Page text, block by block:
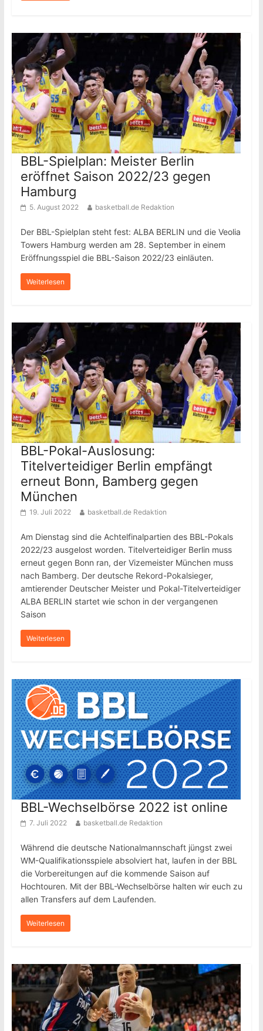
BBL-Spielplan: Meister Berlin
eröffnet Saison 2022/23 gegen
Hamburg
5. August 2022 basketball.de Redaktion
Der BBL-Spielplan steht fest: ALBA BERLIN und die Veolia
Towers Hamburg werden am 28. September in einem
Eröffnungsspiel die BBL-Saison 2022/23 einläuten.
Weiterlesen
BBL-Pokal-Auslosung:
Titelverteidiger Berlin empfängt
erneut Bonn, Bamberg gegen
München
19. Juli 2022 basketball.de Redaktion
Am Dienstag sind die Achtelfinalpartien des BBL-Pokals
2022/23 ausgelost worden. Titelverteidiger Berlin muss
erneut gegen Bonn ran, der Vizemeister München muss
nach Bamberg. Der deutsche Rekord-Pokalsieger,
amtierender Deutscher Meister und Pokal-Titelverteidiger
ALBA BERLIN startet wie schon in der vergangenen
Saison
Weiterlesen
BBL-Wechselbörse 2022 ist online
7. Juli 2022 basketball.de Redaktion
Während die deutsche Nationalmannschaft jüngst zwei
WM-Qualifikationsspiele absolviert hat, laufen in der BBL
die Vorbereitungen auf die kommende Saison auf
Hochtouren. Mit der BBL-Wechselbörse halten wir euch zu
allen Transfers auf dem Laufenden.
Weiterlesen